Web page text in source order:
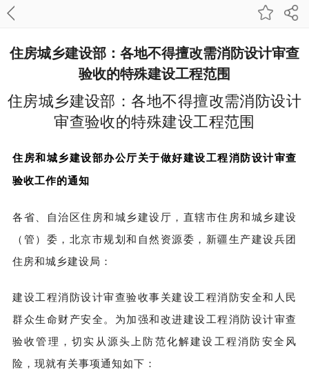
住房城乡建设部：各地不得擅改需消防设计审查
验收的特殊建设工程范围
住房城乡建设部：各地不得擅改需消防设计
审查验收的特殊建设工程范围
住房和城乡建设部办公厅关于做好建设工程消防设计审查
验收工作的通知
各省、自治区住房和城乡建设厅，直辖市住房和城乡建设
（管）委，北京市规划和自然资源委，新疆生产建设兵团
住房和城乡建设局：
建设工程消防设计审查验收事关建设工程消防安全和人民
群众生命财产安全。为加强和改进建设工程消防设计审查
验收管理，切实从源头上防范化解建设工程消防安全风
险，现就有关事项通知如下：